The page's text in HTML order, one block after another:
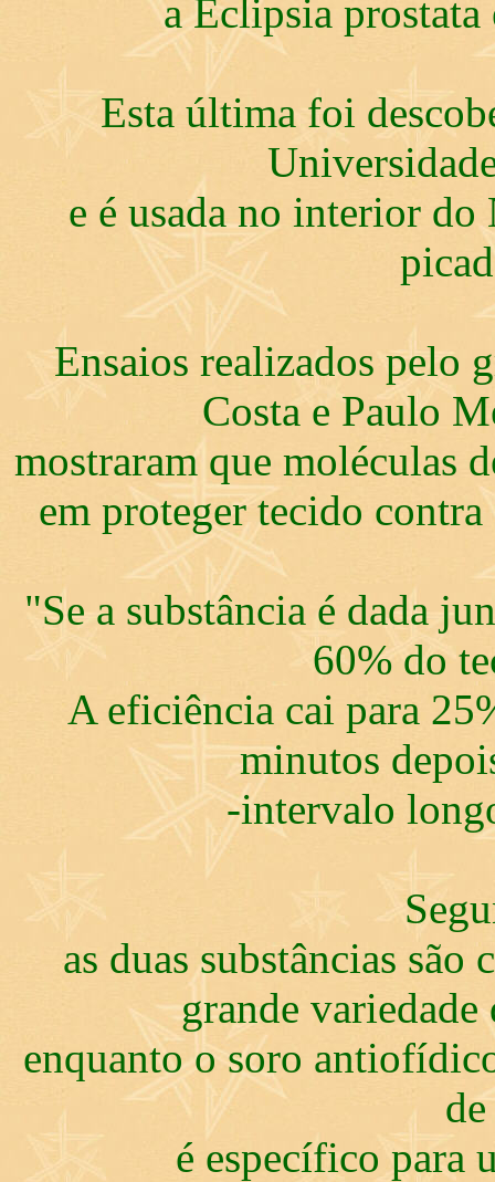
a Eclipsia
Esta última foi
e é usada no interior do
Ensaios realizados pelo
Costa e Paulo
mostraram que moléculas
em proteger tecido
"Se a substância é dada
60% do
A eficiência cai para
minutos
-intervalo
as duas substâncias são
grande variedade
enquanto o soro
é específico para